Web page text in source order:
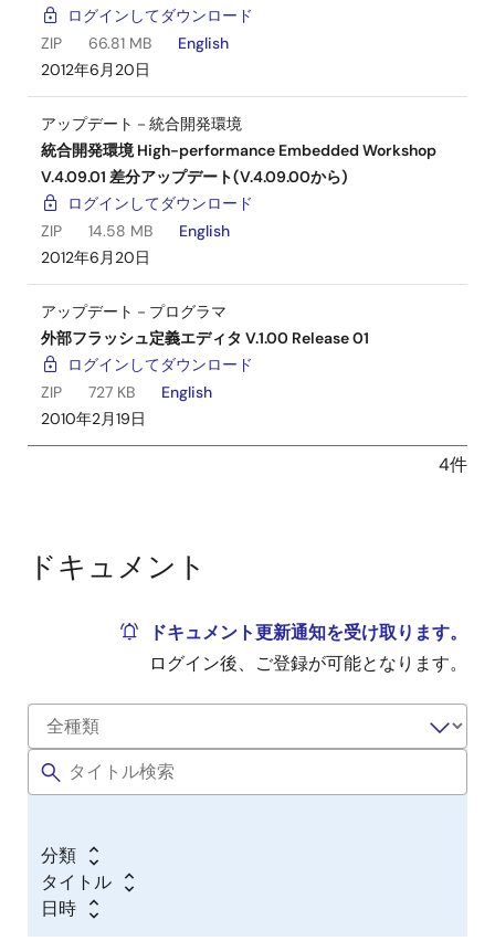
ログインしてダウンロード
ZIP
66.81 MB
English
2012年6月20日
アップデート－統合開発環境
統合開発環境 High-performance Embedded Workshop
V.4.09.01 差分アップデート(V.4.09.00から)
ログインしてダウンロード
ZIP
14.58 MB
English
2012年6月20日
アップデート－プログラマ
外部フラッシュ定義エディタ V.1.00 Release 01
ログインしてダウンロード
ZIP
727 KB
English
2010年2月19日
4件
ドキュメント
ドキュメント更新通知を受け取ります。
ログイン後、ご登録が可能となります。
分類
タイトル
日時